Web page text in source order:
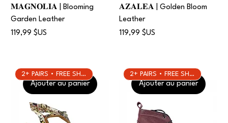
𝐌𝐀𝐆𝐍𝐎𝐋𝐈𝐀 | Blooming
Garden Leather
Prix
119,99 $US
𝐀𝐙𝐀𝐋𝐄𝐀 | Golden Bloom
Leather
Prix
119,99 $US
Ajouter au panier
2+ PAIRS • FREE SHIPPING
Ajouter au panier
2+ PAIRS • FREE SHIPPING